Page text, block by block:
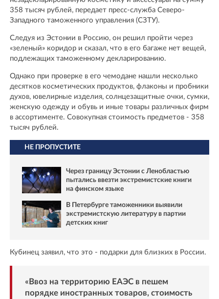
358 тысяч рублей, передает пресс-служба Северо-
Западного таможенного управления (СЗТУ).
Следуя из Эстонии в Россию, он решил пройти через
«зеленый» коридор и сказал, что в его багаже нет вещей,
подлежащих таможенному декларированию.
Однако при проверке в его чемодане нашли несколько
десятков косметических продуктов, флаконы и пробники
духов, ювелирные изделия, солнцезащитные очки, сумки,
женскую одежду и обувь и иные товары различных фирм
в ассортименте. Совокупная стоимость предметов - 358
тысяч рублей.
НЕ ПРОПУСТИТЕ
Через границу Эстонии с Ленобластью
пытались ввезти экстремистские книги
на финском языке
В Петербурге таможенники выявили
экстремистскую литературу в партии
детских книг
Кубинец заявил, что это - подарки для близких в России.
«Ввоз на территорию ЕАЭС в пешем
порядке иностранных товаров, стоимость